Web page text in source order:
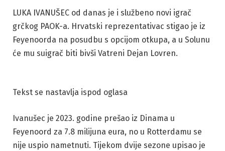
LUKA IVANUŠEC od danas je i službeno novi igrač
grčkog PAOK-a. Hrvatski reprezentativac stigao je iz
Feyenoorda na posudbu s opcijom otkupa, a u Solunu
će mu suigrač biti bivši Vatreni Dejan Lovren.
Tekst se nastavlja ispod oglasa
Ivanušec je 2023. godine prešao iz Dinama u
Feyenoord za 7.8 milijuna eura, no u Rotterdamu se
nije uspio nametnuti. Tijekom dvije sezone upisao je